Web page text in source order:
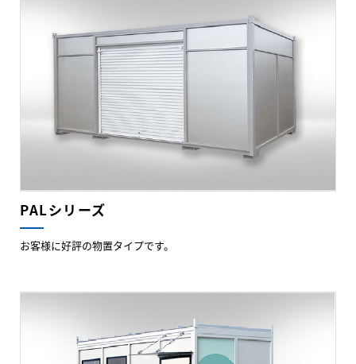
PALシリーズ
お客様に好評の物置タイプです。